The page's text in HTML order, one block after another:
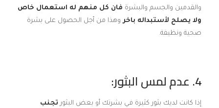
والقدمين والجسم والبشرة فان كل منهم له استعمال خاص
ولا يصلح لأستبداله باخروهذا من أجل الحصول على بشرة
صحية ونظيفة.
4. عدم لمس البثور:
إذا كانت لديك بثور كثيرة في بشرتك أو بعض البثور تجنب